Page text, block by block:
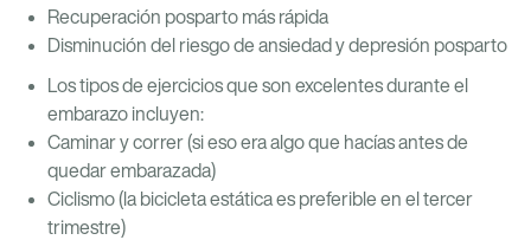
Recuperación posparto más rápida
Disminución del riesgo de ansiedad y depresión posparto
Los tipos de ejercicios que son excelentes durante el
embarazo incluyen:
Caminar y correr (si eso era algo que hacías antes de
quedar embarazada)
Ciclismo (la bicicleta estática es preferible en el tercer
trimestre)